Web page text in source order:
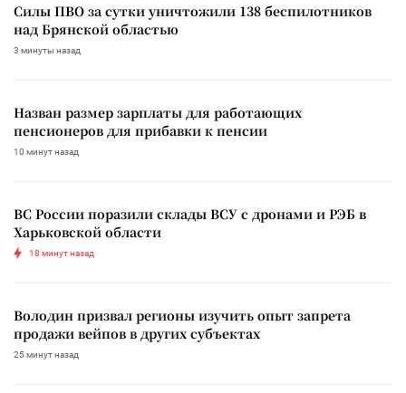
Силы ПВО за сутки уничтожили 138 беспилотников
над Брянской областью
3 минуты назад
Назван размер зарплаты для работающих
пенсионеров для прибавки к пенсии
10 минут назад
ВС России поразили склады ВСУ с дронами и РЭБ в
Харьковской области
18 минут назад
Володин призвал регионы изучить опыт запрета
продажи вейпов в других субъектах
25 минут назад